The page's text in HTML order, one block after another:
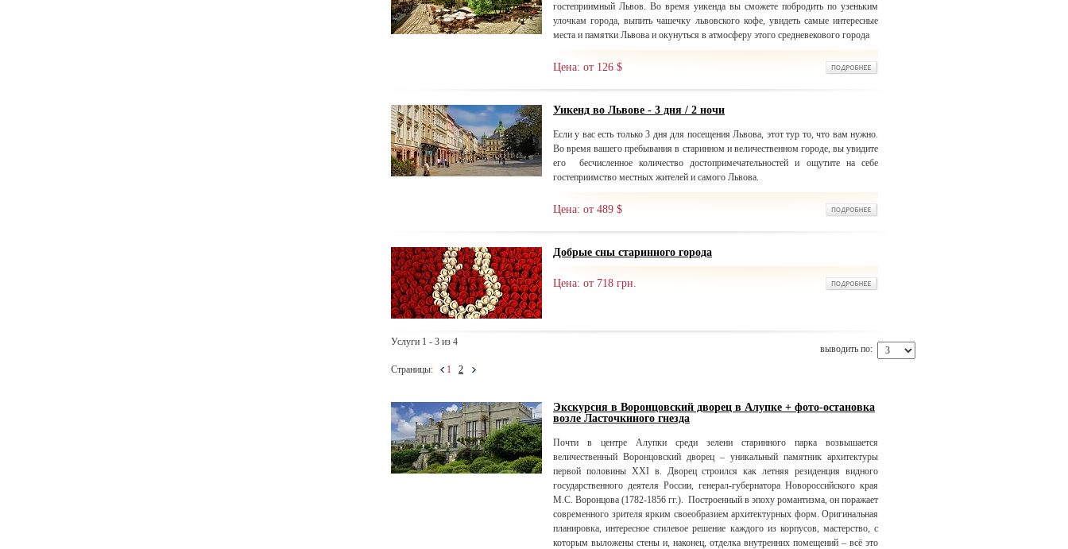
гостеприимный Львов. Во время уикенда вы сможете побродить по узеньким
улочкам города, выпить чашечку львовского кофе, увидеть самые интересные
места и памятки Львова и окунуться в атмосферу этого средневекового города
Цена: от 126 $
Уикенд во Львове - 3 дня / 2 ночи
Если у вас есть только 3 дня для посещения Львова, этот тур то, что вам нужно.
Во время вашего пребывания в старинном и величественном городе, вы увидите
его бесчисленное количество достопримечательностей и ощутите на себе
гостеприимство местных жителей и самого Львова.
Цена: от 489 $
Добрые сны старинного города
Цена: от 718 грн.
Услуги 1 - 3 из 4
Страницы: 1 2
выводить по:
Экскурсия в Воронцовский дворец в Алупке + фото-остановка
возле Ласточкиного гнезда
Почти в центре Алупки среди зелени старинного парка возвышается
величественный Воронцовский дворец – уникальный памятник архитектуры
первой половины XXI в. Дворец строился как летняя резиденция видного
государственного деятеля России, генерал-губернатора Новороссийского края
М.С. Воронцова (1782-1856 гг.). Построенный в эпоху романтизма, он поражает
современного зрителя ярким своеобразием архитектурных форм. Оригинальная
планировка, интересное стилевое решение каждого из корпусов, мастерство, с
которым выложены стены и, наконец, отделка внутренних помещений – всё это